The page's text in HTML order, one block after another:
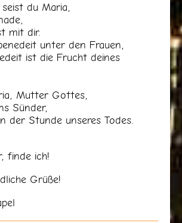
seist du Maria,
mit dir.
unter den Frauen,
ist die Frucht deines
Mutter Gottes,
Sünder,
der Stunde unseres Todes.
finde ich!
Grüße!